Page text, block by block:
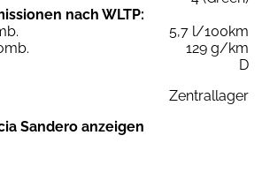
nach WLTP:
5,7 l/100km
129 g/km
D
Zentrallager
Sandero anzeigen